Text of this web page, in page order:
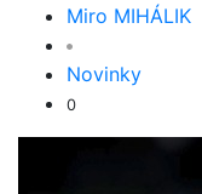
Miro MIHÁLIK
Novinky
0